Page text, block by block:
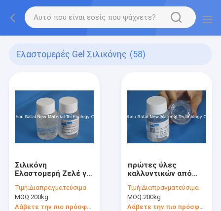
Ελαστομερές Gel Σιλικόνης (58)
Σιλικόνη
Ελαστομερή Ζελέ για
Δέρματος
Τιμή:Διαπραγματεύσιμα
MOQ:200kg
Λάβετε την πιο πρόσφατη τιμή
πρώτες ύλες
καλλυντικών από
τζελ
Τιμή:Διαπραγματεύσιμα
MOQ:200kg